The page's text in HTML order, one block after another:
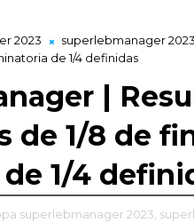
2023 superlebmanager 2023
de 1/4 definidas
|
de 1/8 de
1/4
superlebmanager 2023,